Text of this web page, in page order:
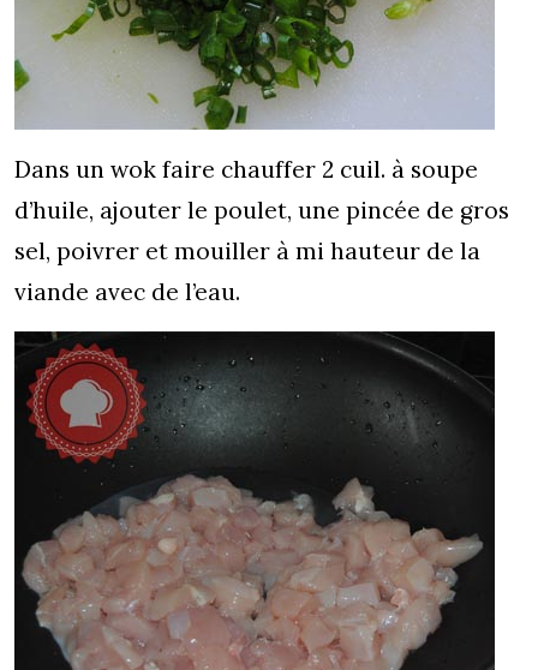
Dans un wok faire chauffer 2 cuil. à soupe
d’huile, ajouter le poulet, une pincée de gros
sel, poivrer et mouiller à mi hauteur de la
viande avec de l’eau.